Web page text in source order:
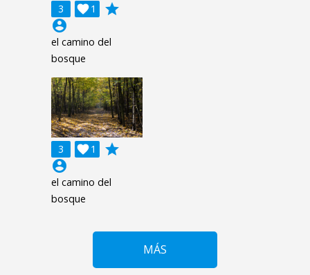
3 1

grade
account_circle
el camino del
bosque
3 1

grade
account_circle
el camino del
bosque
MÁS